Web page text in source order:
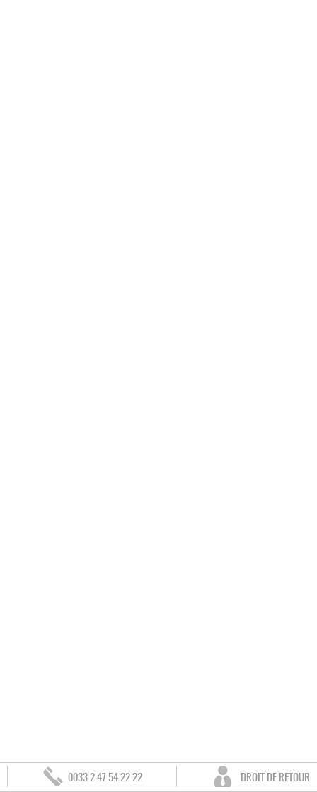
0033 2 47 54 22 22 DROIT DE RETOUR